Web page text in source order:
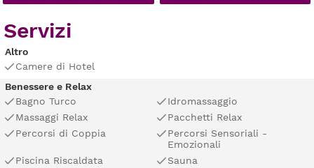
Servizi
Altro
Camere di Hotel
Benessere e Relax
Bagno Turco
Idromassaggio
Massaggi Relax
Pacchetti Relax
Percorsi di Coppia
Percorsi Sensoriali -
Emozionali
Piscina Riscaldata
Sauna